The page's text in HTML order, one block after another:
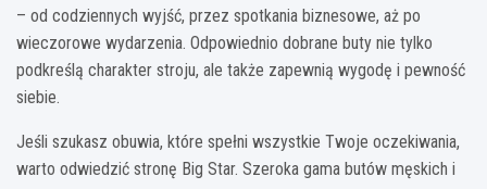
– od codziennych wyjść, przez spotkania biznesowe, aż po
wieczorowe wydarzenia. Odpowiednio dobrane buty nie tylko
podkreślą charakter stroju, ale także zapewnią wygodę i pewność
siebie.
Jeśli szukasz obuwia, które spełni wszystkie Twoje oczekiwania,
warto odwiedzić stronę Big Star. Szeroka gama butów męskich i